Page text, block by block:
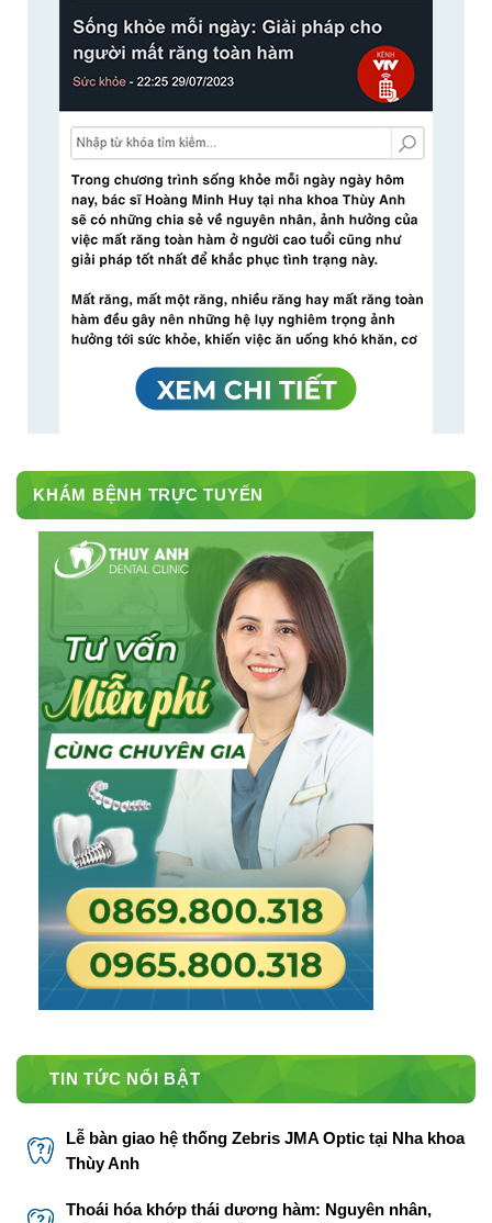
KHÁM BỆNH TRỰC TUYẾN
TIN TỨC NỔI BẬT
Lễ bàn giao hệ thống Zebris JMA Optic tại Nha khoa
Thùy Anh
Thoái hóa khớp thái dương hàm: Nguyên nhân,